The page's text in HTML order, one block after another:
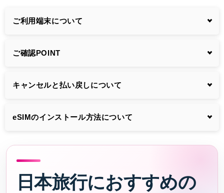
ご利用端末について
ご確認POINT
キャンセルと払い戻しについて
eSIMのインストール方法について
日本旅行におすすめの